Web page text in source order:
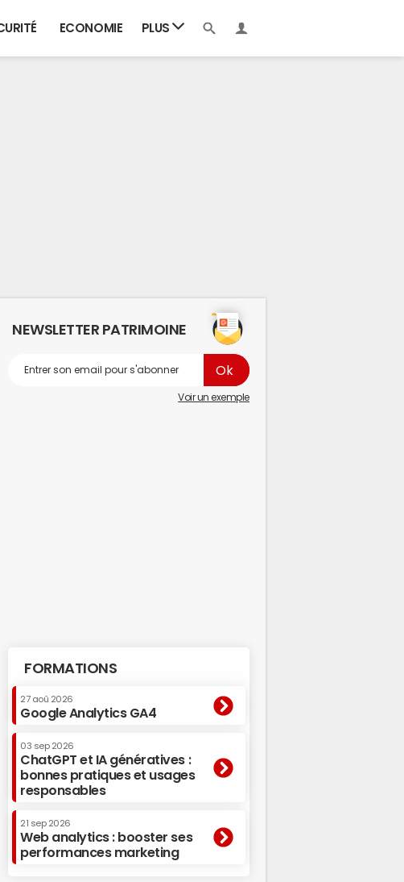
ECONOMIE PLUS
NEWSLETTER PATRIMOINE
Voir un exemple
FORMATIONS
27 aoû 2026
Google Analytics GA4
03 sep 2026
ChatGPT et IA génératives :
bonnes pratiques et usages
responsables
21 sep 2026
Web analytics : booster ses
performances marketing